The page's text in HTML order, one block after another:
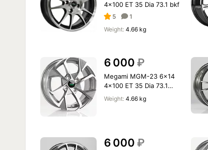
4x100 ET 35 Dia 73.1 bkf
5
1
Weight: 4.66 kg
6 000 ₽
Megami MGM-23 6x14
4x100 ET 35 Dia 73.1
gmf
Weight: 4.66 kg
6 000 ₽